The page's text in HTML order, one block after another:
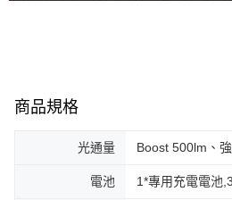
商品規格
光通量 Boost 500lm、
電池 1*專用充電電池